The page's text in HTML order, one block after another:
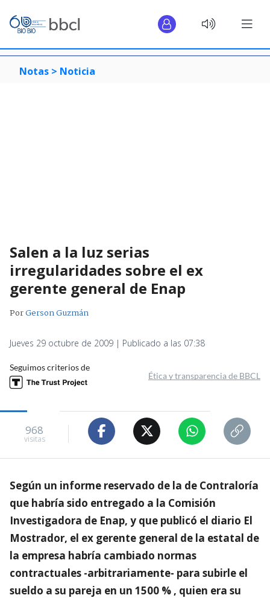
Notas > Noticia
Salen a la luz serias
irregularidades sobre el ex
gerente general de Enap
PorGerson Guzmán
Jueves 29 octubre de 2009 | Publicado a las 07:38
Seguimos criterios de
Ética y transparencia de BBCL
968
visitas
Según un informe reservado de la de Contraloría
que habría sido entregado a la Comisión
Investigadora de Enap, y que publicó el diario El
Mostrador, el ex gerente general de la estatal de
la empresa habría cambiado normas
contractuales -arbitrariamente- para subirle el
sueldo a su pareja en un 1500 % , quien era su